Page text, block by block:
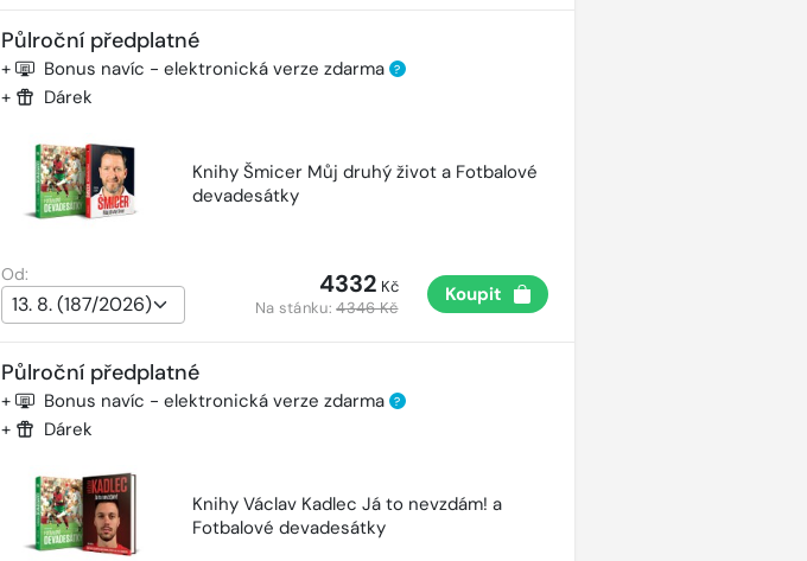
Půlroční předplatné
+ Bonus navíc - elektronická verze zdarma ?
+ Dárek
Knihy Šmicer Můj druhý život a Fotbalové
devadesátky
Od: 4332 Kč
Na stánku:4346 Kč
Koupit
Půlroční předplatné
+ Bonus navíc - elektronická verze zdarma ?
+ Dárek
Knihy Václav Kadlec Já to nevzdám! a
Fotbalové devadesátky